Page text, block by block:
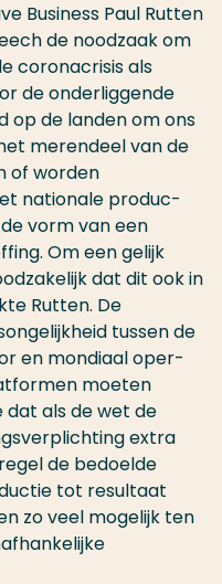
Busi­ness Paul Rutten
de noodzaak om
coro­nacrisis als
de onderliggende
op de landen om ons
meren­deel van de
of worden
nationale produc­
vorm van een
Om een gelijk
dat dit ook in
Rutten. De
tussen de
en mondiaal oper­
moeten
als de wet de
extra
de bedoelde
tot resul­taat
zo veel mogelijk ten